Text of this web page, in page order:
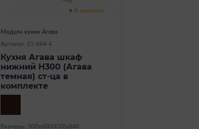
В наличии
Модули кухни Агава
Артикул: 21-664-4
Кухня Агава шкаф
нижний Н300 (Агава
темная) ст-ца в
комплекте
Размеры: 300х600(450)х840